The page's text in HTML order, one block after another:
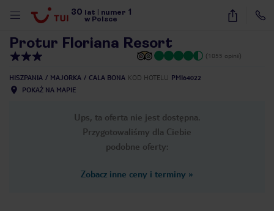
30 lat numer 1
w Polsce
17
Protur Floriana Resort
(1055 opinii)
HISZPANIA MAJORKA CALA BONA KOD HOTELU PMI64022
POKAŻ NA MAPIE
Ups, ta oferta nie jest dostępna.
Przygotowaliśmy dla Ciebie
podobne oferty:
Zobacz inne ceny i terminy »